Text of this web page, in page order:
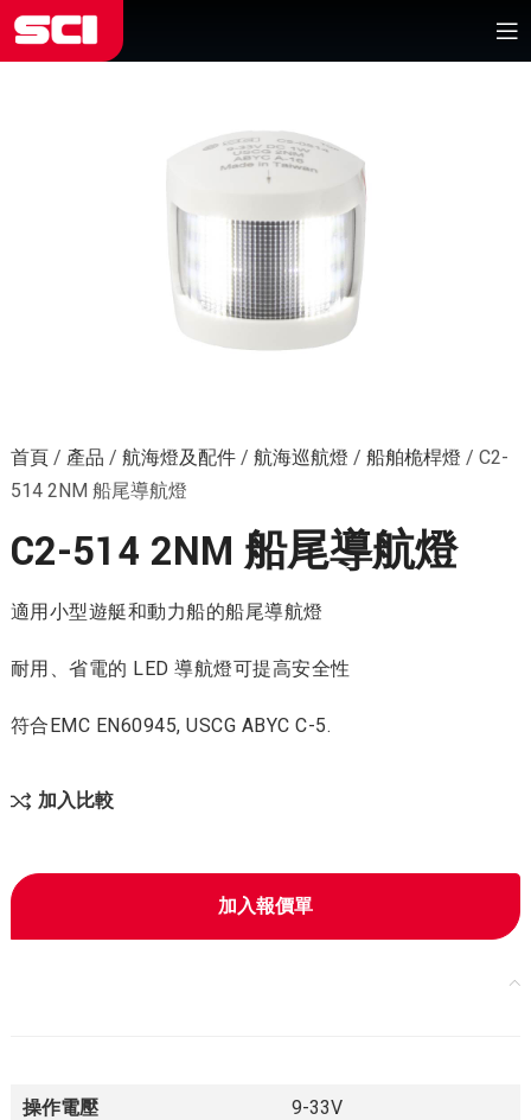
首頁/ 產品 / 航海燈及配件/ 航海巡航燈 / 船舶桅桿燈 / C2-
514 2NM 船尾導航燈
C2-514 2NM 船尾導航燈
適用小型遊艇和動力船的船尾導航燈
耐用、省電的 LED 導航燈可提高安全性
符合EMC EN60945, USCG ABYC C-5.
加入比較
加入報價單
操作電壓 9-33V